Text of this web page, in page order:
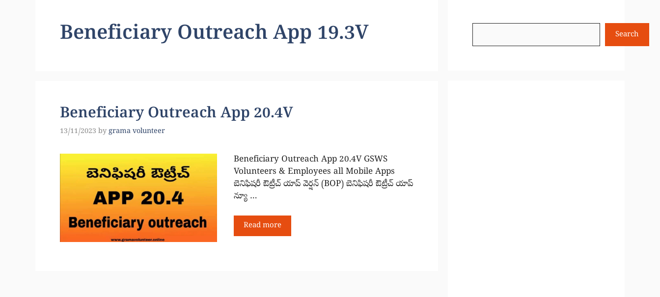
Beneficiary Outreach App 19.3V
Beneficiary Outreach App 20.4V
13/11/2023 by grama volunteer
Beneficiary Outreach App 20.4V GSWS
Volunteers & Employees all Mobile Apps
బెనిఫిషరీ ఔట్రీచ్ యాప్ వెర్షన్ (BOP) బెనిఫిషరీ ఔట్రీచ్ యాప్
న్యూ …
Read more
Search